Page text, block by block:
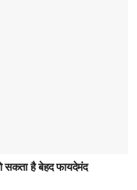
सकता है बेहद फायदेमंद